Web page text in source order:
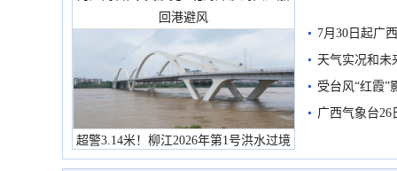
回港避风
超警3.14米！柳江2026年第1号洪水过境
市民在堤岸见证汛况
7月30日起广
天气实况和未
受台风“红霞”
有较强降雨
广西气象台26